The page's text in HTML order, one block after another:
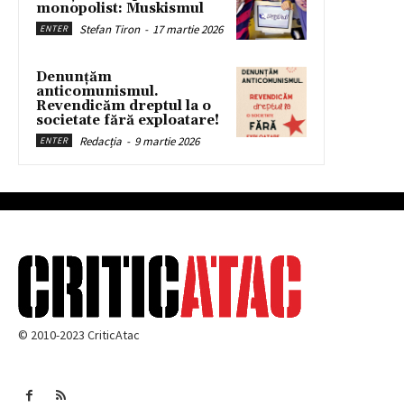
monopolist: Muskismul
ENTER Stefan Tiron - 17 martie 2026
Denunțăm
anticomunismul.
Revendicăm dreptul la o
societate fără exploatare!
ENTER Redacția - 9 martie 2026
© 2010-2023 CriticAtac